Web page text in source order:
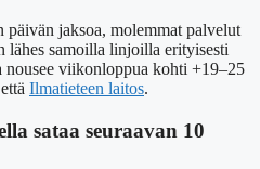
päivän jaksoa, molemmat palvelut
lähes samoilla linjoilla erityisesti
viikonloppua kohti +19–25
että Ilmatieteen laitos.
sataa seuraavan 10